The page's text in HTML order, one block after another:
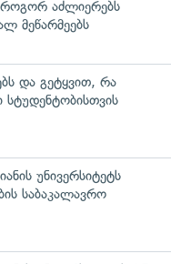
აძლიერებს
მეწარმეებს
და გეტყვით, რა
უნივერსიტეტს
საბაკალავრო